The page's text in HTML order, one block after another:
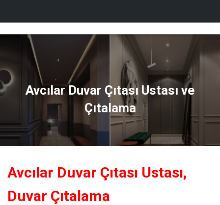
M
E
A
Avcılar Duvar Çıtası Ustası ve
Çıtalama
Avcılar Duvar Çıtası Ustası,
Duvar Çıtalama